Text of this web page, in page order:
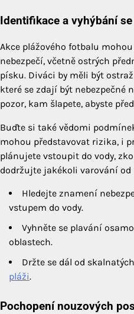
Identifikace a vyhýbání
Akce plážového fotbalu
nebezpečí, včetně ostrých
písku. Diváci by měli být
které se zdají být nebezpečné
pozor, kam šlapete, abyste
Buďte si také vědomi
mohou představovat rizika, i
plánujete vstoupit do vody,
dodržujte jakékoli varování od
Hledejte znamení
vstupem do vody.
Vyhněte se plavání
oblastech.
Držte se dál od
pláži.
Pochopení nouzových